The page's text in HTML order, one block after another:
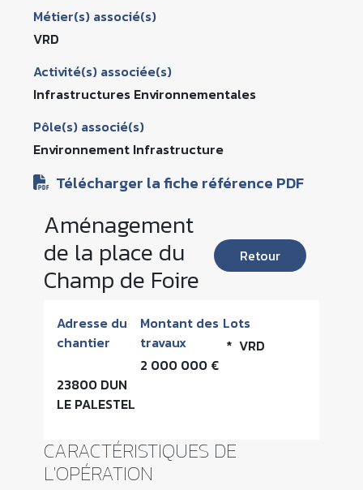
Métier(s) associé(s)
VRD
Activité(s) associée(s)
Infrastructures Environnementales
Pôle(s) associé(s)
Environnement Infrastructure
Télécharger la fiche référence PDF
Aménagement
de la place du
Champ de Foire
Retour
Adresse du
chantier
23800 DUN
LE PALESTEL
Montant des
travaux
2 000 000 €
Lots
* VRD
CARACTÉRISTIQUES DE
L'OPÉRATION